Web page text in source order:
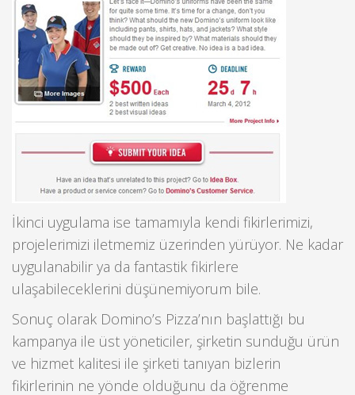
İkinci uygulama ise tamamıyla kendi fikirlerimizi,
projelerimizi iletmemiz üzerinden yürüyor. Ne kadar
uygulanabilir ya da fantastik fikirlere
ulaşabileceklerini düşünemiyorum bile.
Sonuç olarak Domino’s Pizza’nın başlattığı bu
kampanya ile üst yöneticiler, şirketin sunduğu ürün
ve hizmet kalitesi ile şirketi tanıyan bizlerin
fikirlerinin ne yönde olduğunu da öğrenme